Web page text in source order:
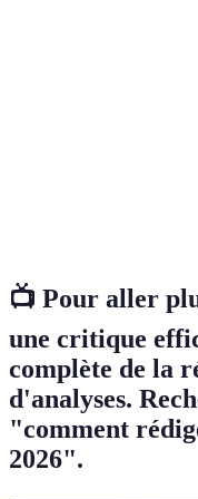
📺 Pour aller
une critique
complète de la
d'analyses.
"comment
2026".